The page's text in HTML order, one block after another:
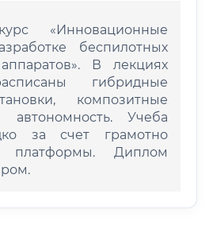
«Инновационные
беспилотных
В лекциях
гибридные
композитные
Учеба
за счет грамотно
платформы. Диплом